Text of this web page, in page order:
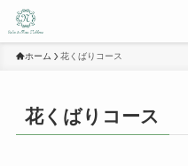
ホーム 花くばりコース
花くばりコース